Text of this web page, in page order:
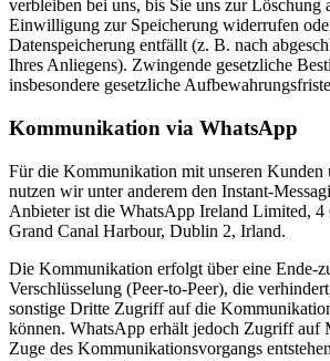
verbleiben bei uns, bis Sie uns zur Löschung
Einwilligung zur Speicherung widerrufen
Datenspeicherung entfällt (z. B. nach
Ihres Anliegens). Zwingende gesetzliche
insbesondere gesetzliche
Kommunikation via WhatsApp
Für die Kommunikation mit unseren Kunden
nutzen wir unter anderem den Instant-
Anbieter ist die WhatsApp Ireland Limited, 4
Grand Canal Harbour, Dublin 2, Irland.
Die Kommunikation erfolgt über eine Ende-
Verschlüsselung (Peer-to-Peer), die
sonstige Dritte Zugriff auf die
können. WhatsApp erhält jedoch Zugriff auf
Zuge des Kommunikationsvorgangs